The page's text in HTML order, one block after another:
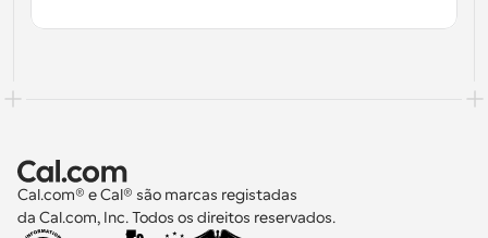
Cal.com® e Cal® são marcas registadas
da Cal.com, Inc. Todos os direitos reservados.